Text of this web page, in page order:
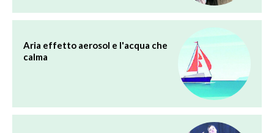
Aria effetto aerosol e l'acqua che
calma